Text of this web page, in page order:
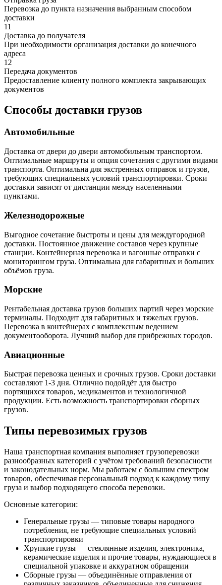
Перевозка до пункта назначения выбранным способом
доставки
11
Доставка до получателя
При необходимости организация доставки до конечного
адреса
12
Передача документов
Предоставление клиенту полного комплекта закрывающих
документов
Способы доставки грузов
Автомобильные
Доставка от двери до двери автомобильным транспортом.
Оптимальные маршруты и опция сочетания с другими видами
транспорта. Оптимальна для экстренных отправок и грузов,
требующих специальных условий транспортировки. Сроки
доставки зависят от дистанции между населенными
пунктами.
Железнодорожные
Выгодное сочетание быстроты и цены для междугородной
доставки. Постоянное движение составов через крупные
станции. Контейнерная перевозка и вагонные отправки с
мониторингом груза. Оптимальна для габаритных и больших
объёмов груза.
Морские
Рентабельная доставка грузов больших партий через морские
терминалы. Подходит для габаритных и тяжелых грузов.
Перевозка в контейнерах с комплексным ведением
документооборота. Лучший выбор для прибрежных городов.
Авиационные
Быстрая перевозка ценных и срочных грузов. Сроки доставки
составляют 1-3 дня. Отлично подойдёт для быстро
портящихся товаров, медикаментов и технологичной
продукции. Есть возможность транспортировки сборных
грузов.
Типы перевозимых грузов
Наша транспортная компания выполняет грузоперевозки
разнообразных категорий с учётом требований безопасности
и законодательных норм. Мы работаем с большим спектром
товаров, обеспечивая персональный подход к каждому типу
груза и выбор подходящего способа перевозки.
Основные категории:
Генеральные грузы — типовые товары народного
потребления, не требующие специальных условий
транспортировки
Хрупкие грузы — стеклянные изделия, электроника,
керамические изделия и прочие товары, нуждающиеся в
специальной упаковке и аккуратном обращении
Сборные грузы — объединённые отправления от